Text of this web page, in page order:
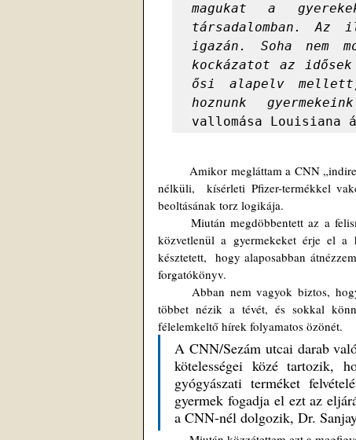
magukat a
társadalomban. Az
igazán. Soha nem
kockázatot az
ősi alapelv
hoznunk
vallomása Louisiana
	Amikor megláttam a CNN „indirekt marketing” kampányát, amelynek célja, hogy egy állandó, engedély
nélküli,  kísérleti Pfizer-termékkel
beoltásának torz logikája.
	Miután megdöbbentett az a felismerés, hogy a Pfizer a CNN-t propagandaeszközként használta, hogy
közvetlenül a gyermekeket érje el a
késztetett,  hogy alaposabban
forgatókönyv.
többet nézik a tévét, és sokkal
félelemkeltő hírek folyamatos özönét.
A CNN/Sezám utcai darab
kötelességei közé tartozik,
gyógyászati terméket
gyermek fogadja el ezt az
a CNN-nél dolgozik, Dr.